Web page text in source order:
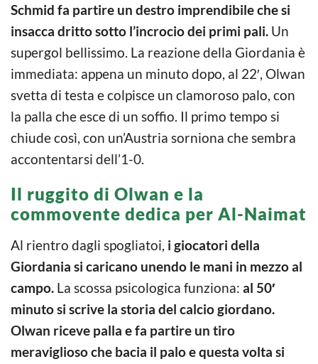
Schmid fa partire un destro imprendibile che si
insacca dritto sotto l’incrocio dei primi pali. Un
supergol bellissimo. La reazione della Giordania è
immediata: appena un minuto dopo, al 22′, Olwan
svetta di testa e colpisce un clamoroso palo, con
la palla che esce di un soffio. Il primo tempo si
chiude così, con un’Austria sorniona che sembra
accontentarsi dell’1-0.
Il ruggito di Olwan e la
commovente dedica per Al-Naimat
Al rientro dagli spogliatoi, i giocatori della
Giordania si caricano unendo le mani in mezzo al
campo. La scossa psicologica funziona: al 50′
minuto si scrive la storia del calcio giordano.
Olwan riceve palla e fa partire un tiro
meraviglioso che bacia il palo e questa volta si